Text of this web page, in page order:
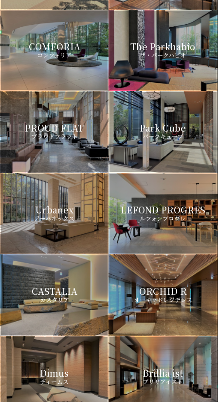
COMFORIA
コンフォリア
The Parkhabio
ザ・パークハビオ
PROUD FLAT
プラウドフラット
Park Cube
パークキューブ
Urbanex
アーバネックス
LEFOND PROGRES
ルフォンプログレ
CASTALIA
カスタリア
ORCHID R
オーキッドレジデンス
Dimus
ディームス
Brillia ist
ブリリアイスト